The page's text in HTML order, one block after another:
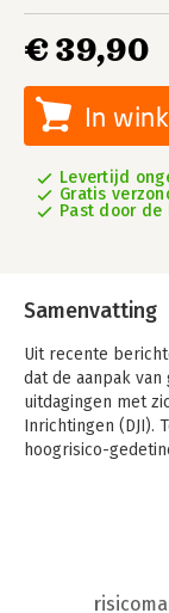
€ 39,90
In
Levertijd
Gratis
Past door de
Samenvatting
Uit recente
dat de aanpak
uitdagingen met
Inrichtingen (DJI).
hoogrisico-